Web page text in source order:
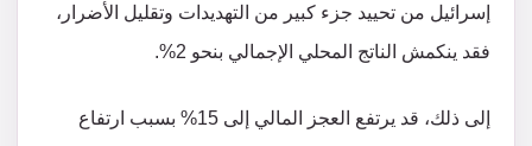
إسرائيل من تحييد جزء كبير من التهديدات وتقليل الأضرار،
فقد ينكمش الناتج المحلي الإجمالي بنحو 2%.
إلى ذلك، قد يرتفع العجز المالي إلى 15% بسبب ارتفاع